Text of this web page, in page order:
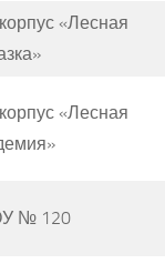
«Лесная
«Лесная
№ 120